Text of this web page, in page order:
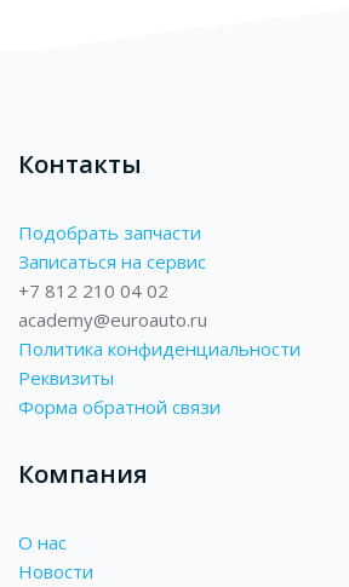
Контакты
Подобрать запчасти
Записаться на сервис
+7 812 210 04 02
academy@euroauto.ru
Политика конфиденциальности
Реквизиты
Форма обратной связи
Компания
О нас
Новости